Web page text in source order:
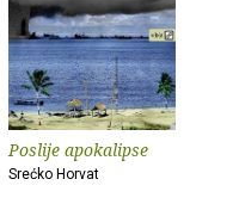
Poslije apokalipse
Srećko Horvat